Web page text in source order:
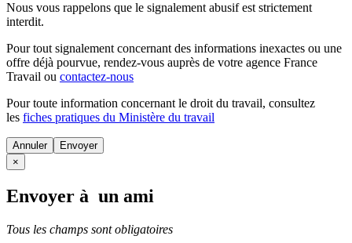
Nous vous rappelons que le signalement abusif est strictement
interdit.
Pour tout signalement concernant des informations inexactes ou une
offre déjà pourvue, rendez-vous auprès de votre agence France
Travail ou contactez-nous
Pour toute information concernant le droit du travail, consultez
les fiches pratiques du Ministère du travail
Annuler
×
Envoyer à un ami
Tous les champs sont obligatoires